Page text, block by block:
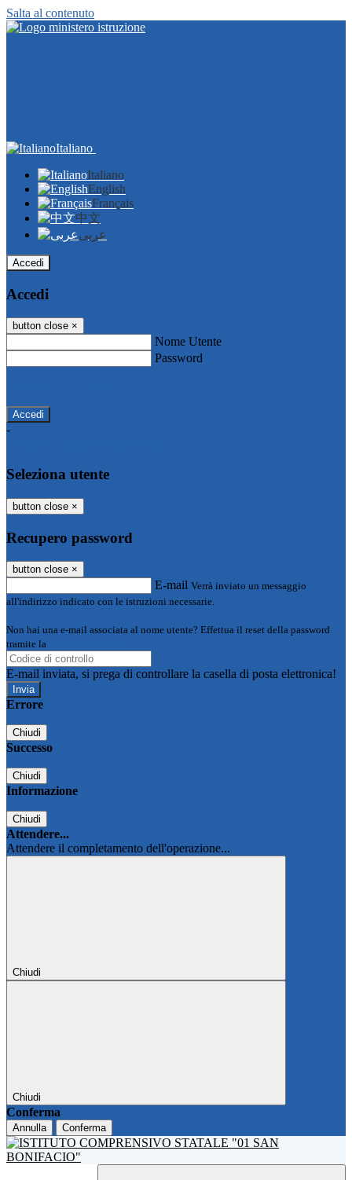
Salta al contenuto
Italiano
Italiano
English
Français
中文
عربى
Accedi
Accedi
button close ×
Nome Utente
Password
-
Seleziona utente
button close ×
Recupero password
button close ×
E-mail Verrà inviato un messaggio
all'indirizzo indicato con le istruzioni necessarie.
Non hai una e-mail associata al nome utente? Effettua il reset della password
tramite la
E-mail inviata, si prega di controllare la casella di posta elettronica!
Errore
Chiudi
Successo
Chiudi
Informazione
Chiudi
Attendere...
Attendere il completamento dell'operazione...
Chiudi
Chiudi
Conferma
Annulla Conferma